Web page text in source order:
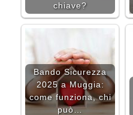
chiave?
Bando Sicurezza
2025 a Muggia:
come funziona, chi
può…